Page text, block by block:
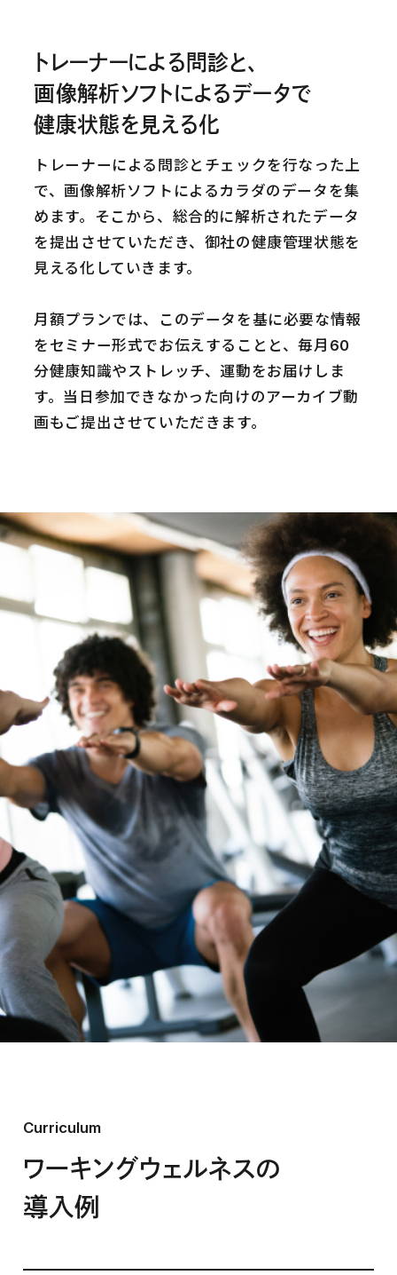
トレーナーによる問診と、
画像解析ソフトによるデータで
健康状態を見える化
トレーナーによる問診とチェックを行なった上
で、画像解析ソフトによるカラダのデータを集
めます。そこから、総合的に解析されたデータ
を提出させていただき、御社の健康管理状態を
見える化していきます。
月額プランでは、このデータを基に必要な情報
をセミナー形式でお伝えすることと、毎月60
分健康知識やストレッチ、運動をお届けしま
す。当日参加できなかった向けのアーカイブ動
画もご提出させていただきます。
Curriculum
ワーキングウェルネスの
導入例